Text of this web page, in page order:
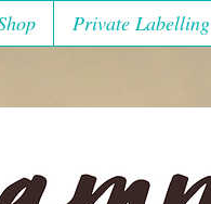
Private Labelling